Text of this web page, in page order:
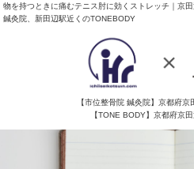
物を持つときに痛むテニス肘に効くストレッチ｜京
鍼灸院、新田辺駅近くのTONEBODY
【市位整骨院 鍼灸院】京都府
【TONE BODY】京都府京